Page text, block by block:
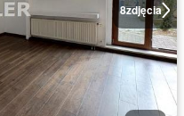
8zdjęcia